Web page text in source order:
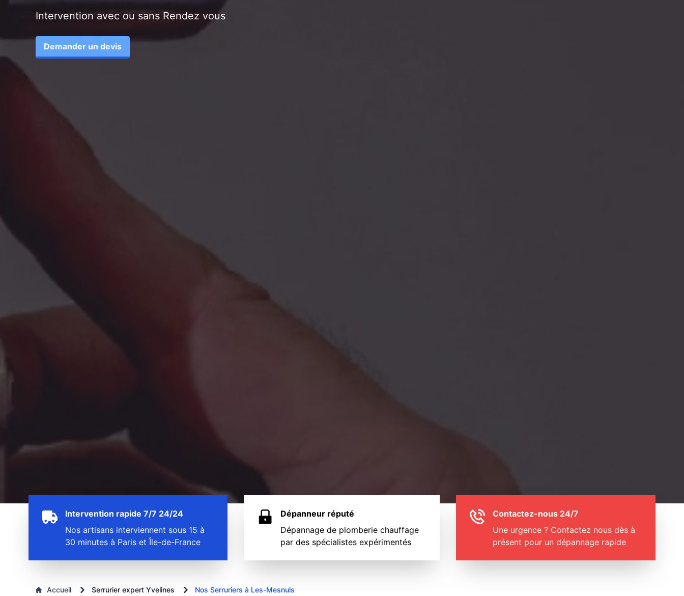
Intervention avec ou sans Rendez vous
Demander un devis
Intervention rapide 7/7 24/24
Nos artisans interviennent sous 15 à
30 minutes à Paris et Île-de-France
Dépanneur réputé
Dépannage de plomberie chauffage
par des spécialistes expérimentés
Contactez-nous 24/7
Une urgence ? Contactez nous dès à
présent pour un dépannage rapide
Accueil Serrurier expert Yvelines Nos Serruriers à Les-Mesnuls